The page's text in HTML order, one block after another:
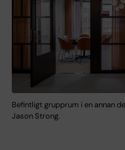
Befintligt grupprum i en annan
Jason Strong.